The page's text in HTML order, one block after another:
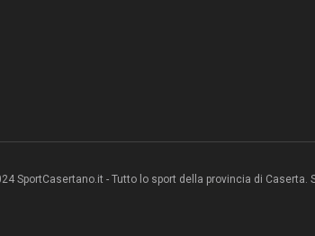
SportCasertano.it - Tutto lo sport della provincia di